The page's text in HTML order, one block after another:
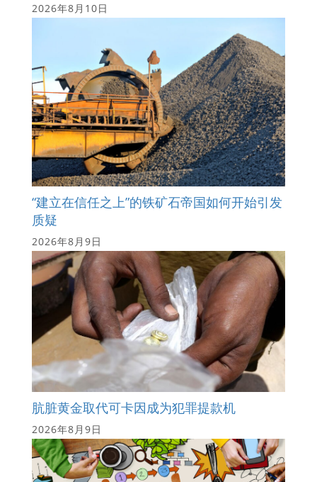
2026年8月10日
“建立在信任之上”的铁矿石帝国如何开始引发
质疑
2026年8月9日
肮脏黄金取代可卡因成为犯罪提款机
2026年8月9日